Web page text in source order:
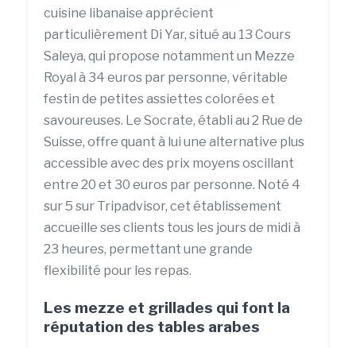
cuisine libanaise apprécient
particulièrement Di Yar, situé au 13 Cours
Saleya, qui propose notamment un Mezze
Royal à 34 euros par personne, véritable
festin de petites assiettes colorées et
savoureuses. Le Socrate, établi au 2 Rue de
Suisse, offre quant à lui une alternative plus
accessible avec des prix moyens oscillant
entre 20 et 30 euros par personne. Noté 4
sur 5 sur Tripadvisor, cet établissement
accueille ses clients tous les jours de midi à
23 heures, permettant une grande
flexibilité pour les repas.
Les mezze et grillades qui font la
réputation des tables arabes